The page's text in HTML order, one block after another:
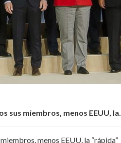
miembros, menos EEUU, la...
menos EEUU, la “rápida”